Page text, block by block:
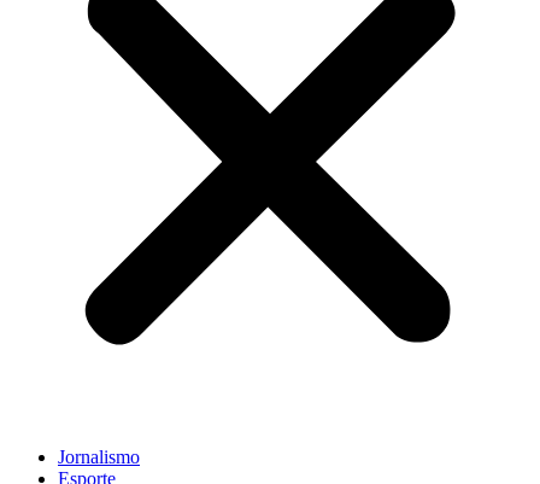
Jornalismo
Esporte